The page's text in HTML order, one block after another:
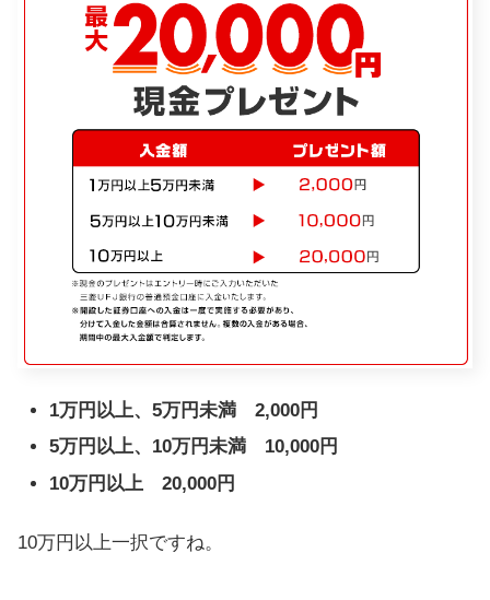
1万円以上、5万円未満 2,000円
5万円以上、10万円未満 10,000円
10万円以上 20,000円
10万円以上一択ですね。